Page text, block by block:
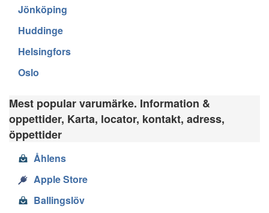
Jönköping
Huddinge
Helsingfors
Oslo
Mest popular varumärke. Information &
oppettider, Karta, locator, kontakt, adress,
öppettider
Åhlens
Apple Store
Ballingslöv